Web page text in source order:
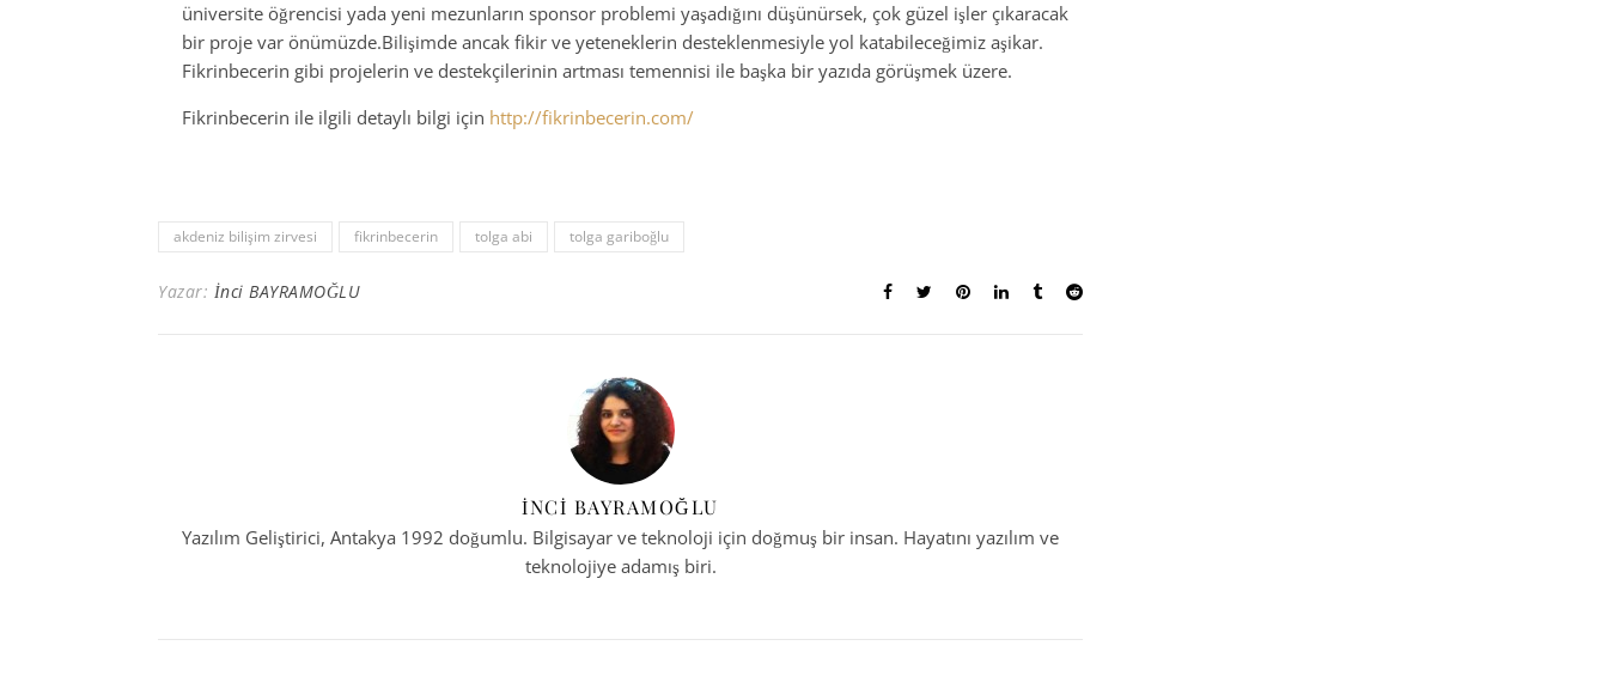
üniversite öğrencisi yada yeni mezunların sponsor problemi yaşadığını düşünürsek, çok güzel işler çıkaracak
bir proje var önümüzde.Bilişimde ancak fikir ve yeteneklerin desteklenmesiyle yol katabileceğimiz aşikar.
Fikrinbecerin gibi projelerin ve destekçilerinin artması temennisi ile başka bir yazıda görüşmek üzere.
Fikrinbecerin ile ilgili detaylı bilgi için http://fikrinbecerin.com/
akdeniz bilişim zirvesi fikrinbecerin tolga abi tolga gariboğlu
Yazar: İnci BAYRAMOĞLU
İNCI BAYRAMOĞLU
Yazılım Geliştirici, Antakya 1992 doğumlu. Bilgisayar ve teknoloji için doğmuş bir insan. Hayatını yazılım ve
teknolojiye adamış biri.